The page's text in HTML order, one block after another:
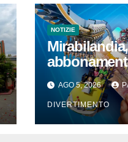
NOTIZIE
i nuovi
in omaggio
AGO 5, 2026
DIVERTIMENTO